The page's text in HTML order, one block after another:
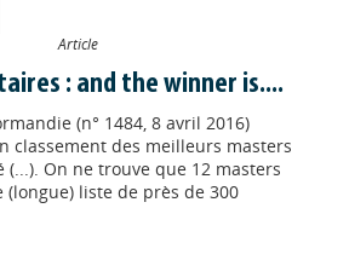
Article
: and the winner is....
(n° 1484, 8 avril 2016)
classement des meilleurs masters
On ne trouve que 12 masters
liste de près de 300